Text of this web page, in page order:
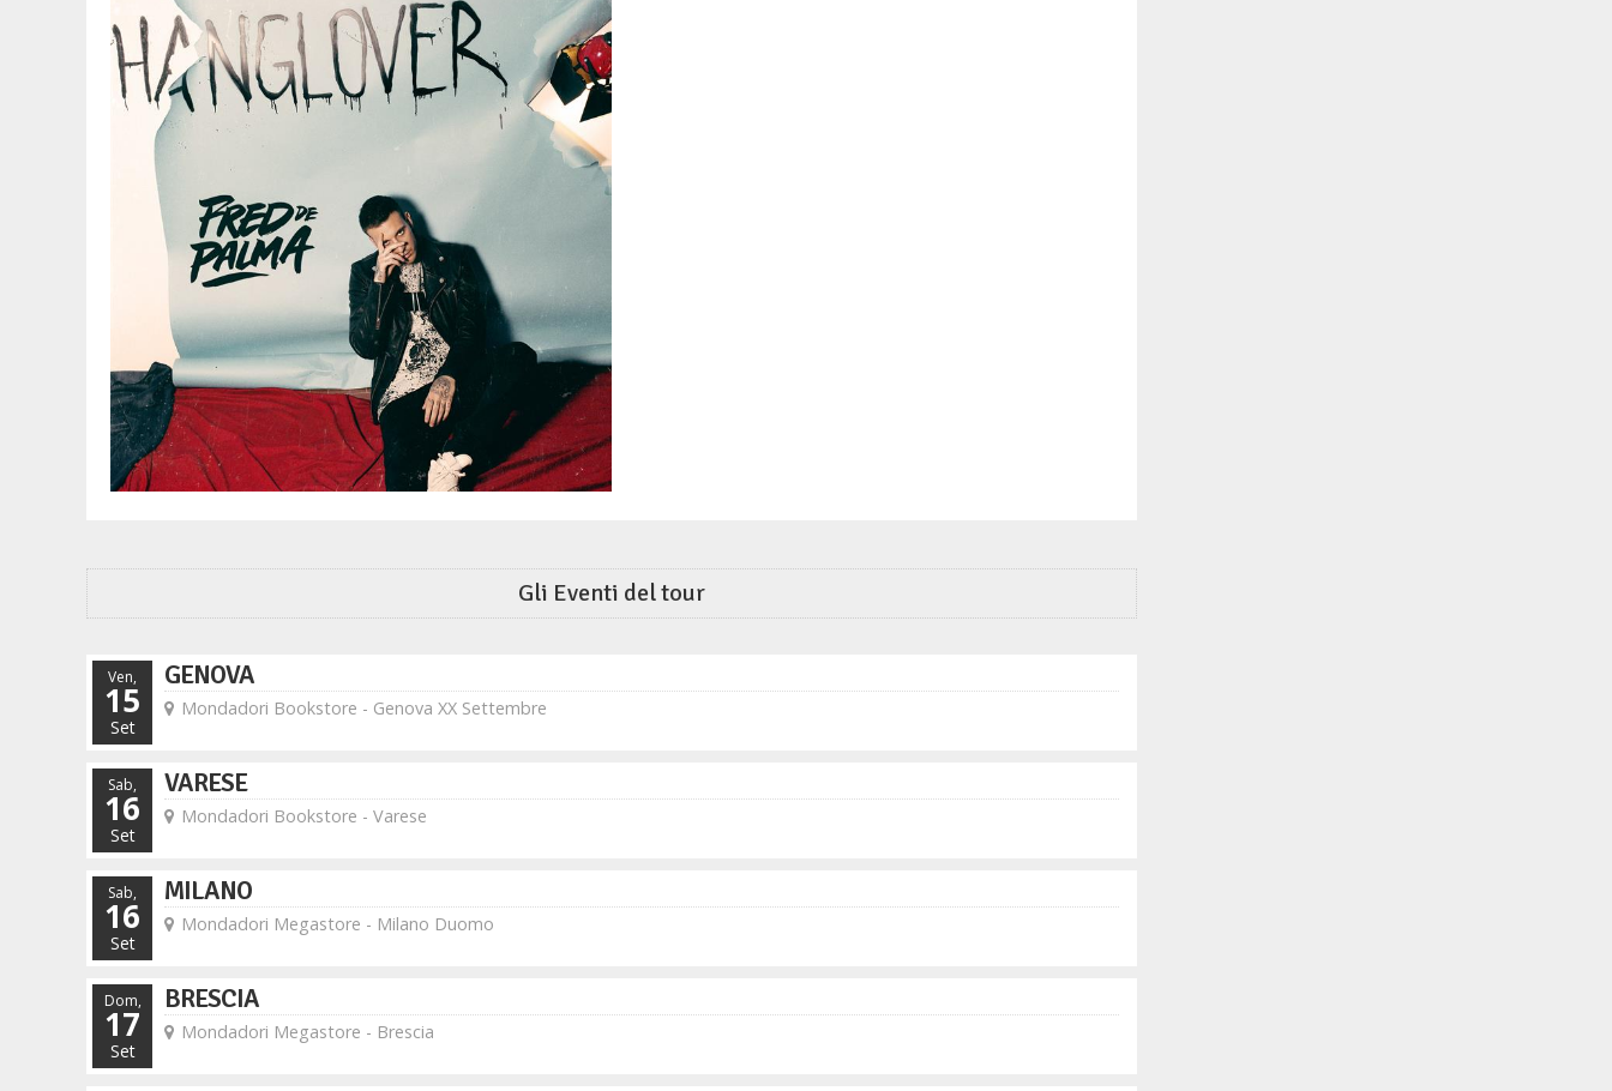
Gli Eventi del tour
Ven,
15
Set
GENOVA
Mondadori Bookstore - Genova XX Settembre
Sab,
16
Set
VARESE
Mondadori Bookstore - Varese
Sab,
16
Set
MILANO
Mondadori Megastore - Milano Duomo
Dom,
17
Set
BRESCIA
Mondadori Megastore - Brescia